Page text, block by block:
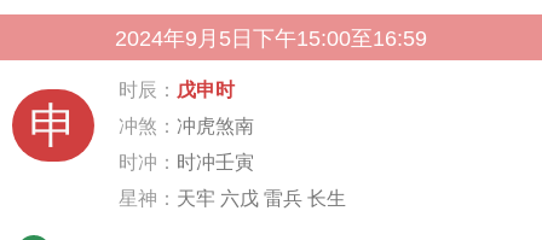
2024年9月5日下午15:00至16:59
申
时辰： 戊申时
冲煞： 冲虎煞南
时冲： 时冲壬寅
星神： 天牢 六戊 雷兵 长生